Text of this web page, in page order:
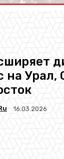
на Урал,
16.03.2026